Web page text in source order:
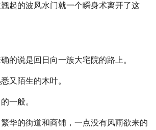
起的波风水门就一个瞬身术离开了这
的说是回日向一族大宅院的路上。
又陌生的木叶。
一般。
华的街道和商铺，一点没有风雨欲来的